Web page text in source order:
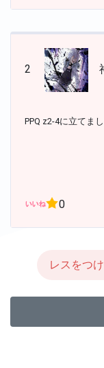
2
PPQ z2-4に立てまし
0
レスをつ